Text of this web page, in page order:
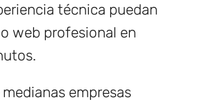
técnica puedan
web profesional en
empresas